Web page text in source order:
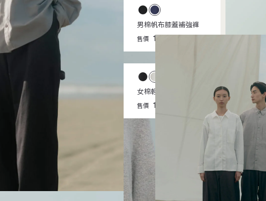
男強撚棉粗織長袖針織衫
售價
男棉帆布膝蓋補強褲
售價 1,990
女棉混毛絨五分袖針織衫 女棉輕量棉帆布抽繩褲
售價 1,990